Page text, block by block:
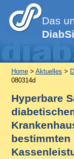
Das
Home> Aktuelles >
080314d
Hyperbare
bestimmten